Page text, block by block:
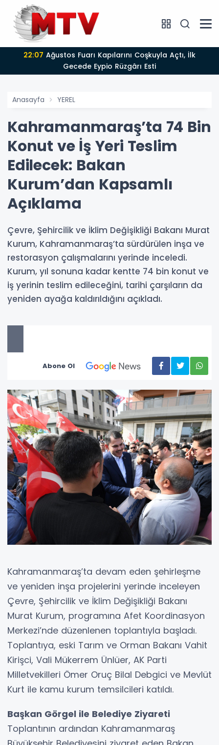
22:07
Gecede Eypio Rüzgârı Esti
Anasayfa YEREL
Kahramanmaraş’ta 74 Bin
Konut ve İş Yeri Teslim
Edilecek: Bakan
Kurum’dan Kapsamlı
Açıklama
Çevre, Şehircilik ve İklim Değişikliği Bakanı Murat
Kurum, Kahramanmaraş’ta sürdürülen inşa ve
restorasyon çalışmalarını yerinde inceledi.
Kurum, yıl sonuna kadar kentte 74 bin konut ve
iş yerinin teslim edileceğini, tarihi çarşıların da
yeniden ayağa kaldırıldığını açıkladı.
Abone Ol
Kahramanmaraş’ta devam eden şehirleşme
ve yeniden inşa projelerini yerinde inceleyen
Çevre, Şehircilik ve İklim Değişikliği Bakanı
Murat Kurum, programına Afet Koordinasyon
Merkezi’nde düzenlenen toplantıyla başladı.
Toplantıya, eski Tarım ve Orman Bakanı Vahit
Kirişci, Vali Mükerrem Ünlüer, AK Parti
Milletvekilleri Ömer Oruç Bilal Debgici ve Mevlüt
Kurt ile kamu kurum temsilcileri katıldı.
Başkan Görgel ile Belediye Ziyareti
Toplantının ardından Kahramanmaraş